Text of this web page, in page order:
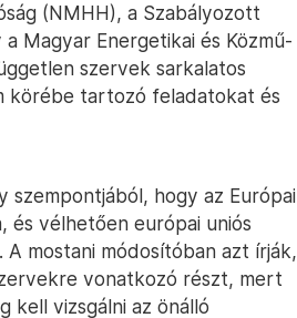
(NMHH), a Szabályozott
Magyar Energetikai és Közmű-
szervek sarkalatos
körébe tartozó feladatokat és
hogy az Európai
vélhetően európai uniós
mostani módosítóban azt írják,
vonatkozó részt, mert
kell vizsgálni az önálló